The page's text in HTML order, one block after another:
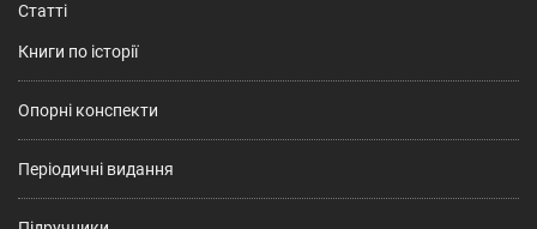
Статті
Книги по історії
Опорні конспекти
Періодичні видання